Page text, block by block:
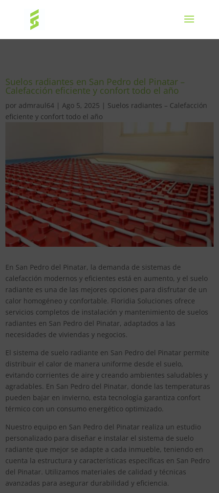
Suelos radiantes en San Pedro del Pinatar –
Calefacción eficiente y confort todo el año
por admraul64 |Ago 5, 2025 | Suelos radiantes – Calefacción
eficiente y confort todo el año
En San Pedro del Pinatar, la demanda de sistemas de
calefacción modernos y eficientes está en aumento, y el suelo
radiante es una de las mejores opciones para disfrutar de un
calor homogéneo y confortable. Floridia Soluciones ofrece
servicios completos de instalación y mantenimiento de suelos
radiantes en San Pedro del Pinatar, adaptados a las
necesidades de viviendas y negocios.
El sistema de suelo radiante en San Pedro del Pinatar permite
distribuir el calor de manera uniforme desde el suelo,
evitando corrientes de aire y creando ambientes saludables y
agradables. En San Pedro del Pinatar, donde las temperaturas
pueden bajar en invierno, esta tecnología garantiza confort
térmico con un consumo energético optimizado.
Nuestro equipo en San Pedro del Pinatar realiza un estudio
personalizado para diseñar e instalar el sistema de suelo
radiante que mejor se adapte a cada inmueble, teniendo en
cuenta la estructura y características específicas en San Pedro
del Pinatar. Utilizamos materiales de calidad y técnicas
avanzadas para asegurar durabilidad y eficiencia.